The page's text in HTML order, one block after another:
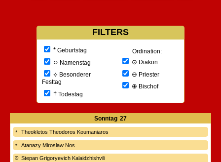
FILTERS
*Geburtstag
○ Namenstag
⟡ Besonderer
Festtag
†Todestag
Ordination:
⊙ Diakon
⊖ Priester
⊕ Bischof
Sonntag 27
Theokletos Theodoros Koumaniaros
Atanazy Miroslaw Nos
Stepan Grigoryevich Kalaidzhishvili